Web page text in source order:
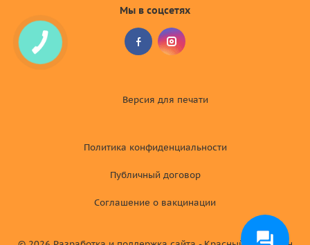
Мы в соцсетях
Версия для печати
Политика конфиденциальности
Публичный договор
Соглашение о вакцинации